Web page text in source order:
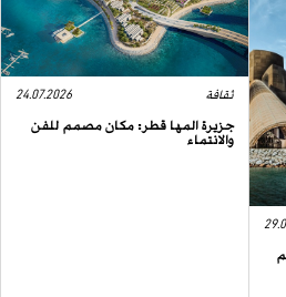
ثقافة 24.07.2026
جزيرة المها قطر: مكان مصمم للفن
والانتماء